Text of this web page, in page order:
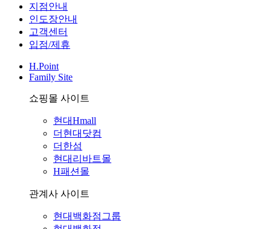
지점안내
인도장안내
고객센터
입점/제휴
H.Point
Family Site
쇼핑몰 사이트
현대Hmall
더현대닷컴
더한섬
현대리바트몰
H패션몰
관계사 사이트
현대백화점그룹